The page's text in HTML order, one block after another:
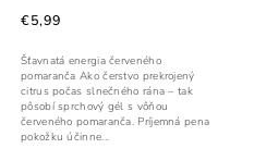
€5,99
Šťavnatá energia červeného
pomaranča Ako čerstvo prekrojený
citrus počas slnečného rána – tak
pôsobí sprchový gél s vôňou
červeného pomaranča. Príjemná pena
pokožku účinne...